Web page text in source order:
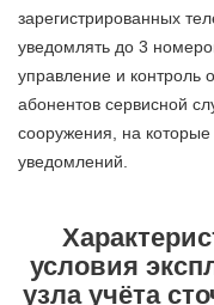
зарегистрированных
уведомлять до 3
управление и контроль
абонентов сервисной
сооружения, на
уведомлений.
условия
узла учёта